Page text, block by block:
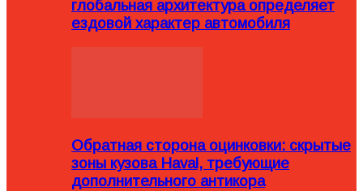
глобальная архитектура определяет
ездовой характер автомобиля
Обратная сторона оцинковки: скрытые
зоны кузова Haval, требующие
дополнительного антикора